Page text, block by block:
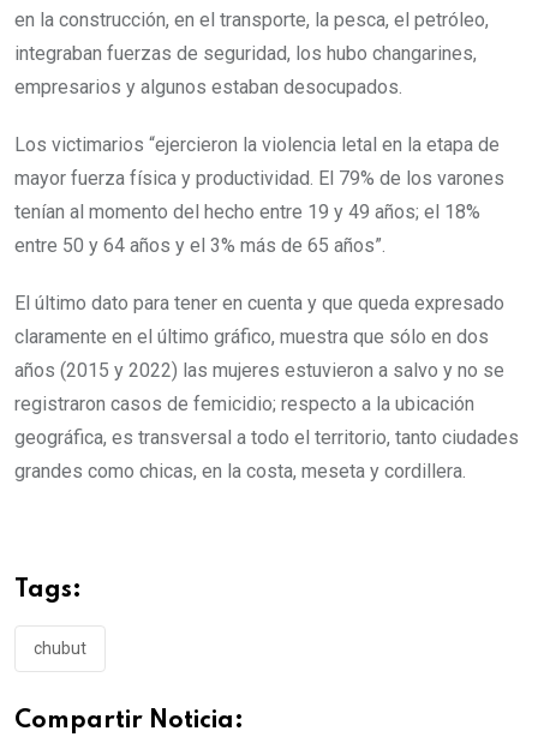
en la construcción, en el transporte, la pesca, el petróleo,
integraban fuerzas de seguridad, los hubo changarines,
empresarios y algunos estaban desocupados.
Los victimarios “ejercieron la violencia letal en la etapa de
mayor fuerza física y productividad. El 79% de los varones
tenían al momento del hecho entre 19 y 49 años; el 18%
entre 50 y 64 años y el 3% más de 65 años”.
El último dato para tener en cuenta y que queda expresado
claramente en el último gráfico, muestra que sólo en dos
años (2015 y 2022) las mujeres estuvieron a salvo y no se
registraron casos de femicidio; respecto a la ubicación
geográfica, es transversal a todo el territorio, tanto ciudades
grandes como chicas, en la costa, meseta y cordillera.
Tags:
chubut
Compartir Noticia: